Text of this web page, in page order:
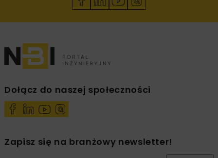
Dołącz do naszej społeczności
Zapisz się na branżowy newsletter!